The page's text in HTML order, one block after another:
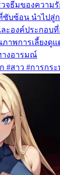
วจธีมของควา
บซ้อน นำไปสู่
ะองค์ประกอบ
าพการเลี้ยงดูแ
างอารมณ์
#สาว #การกระ